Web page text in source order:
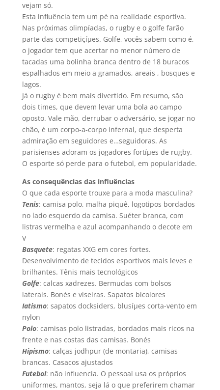
vejam só.
Esta influência tem um pé na realidade esportiva.
Nas próximas olimpí­adas, o rugby e o golfe farão
parte das competiçíµes. Golfe, vocês sabem como é,
o jogador tem que acertar no menor número de
tacadas uma bolinha branca dentro de 18 buracos
espalhados em meio a gramados, areais , bosques e
lagos.
Já o rugby é bem mais divertido. Em resumo, são
dois times, que devem levar uma bola ao campo
oposto. Vale mão, derrubar o adversário, se jogar no
chão, é um corpo-a-corpo infernal, que desperta
admiração em seguidores e…seguidoras. As
parisienses adoram os jogadores fortíµes de rugby.
O esporte só perde para o futebol, em popularidade.
As consequências das influências
O que cada esporte trouxe para a moda masculina?
Tenis: camisa polo, malha piquê, logotipos bordados
no lado esquerdo da camisa. Suéter branca, com
listras vermelha e azul acompanhando o decote em
V
Basquete: regatas XXG em cores fortes.
Desenvolvimento de tecidos esportivos mais leves e
brilhantes. Tênis mais tecnológicos
Golfe: calcas xadrezes. Bermudas com bolsos
laterais. Bonés e viseiras. Sapatos bicolores
Iatismo: sapatos docksiders, blusíµes corta-vento em
nylon
Polo: camisas polo listradas, bordados mais ricos na
frente e nas costas das camisas. Bonés
Hipismo: calças jodhpur (de montaria), camisas
brancas. Casacos ajustados
Futebol: não influencia. O pessoal usa os próprios
uniformes, mantos, seja lá o que preferirem chamar